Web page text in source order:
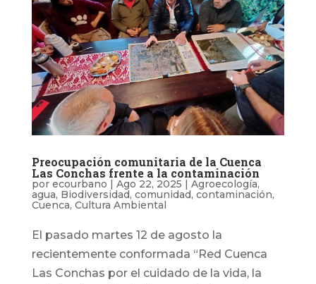
Preocupación comunitaria de la Cuenca
Las Conchas frente a la contaminación
por ecourbano | Ago 22, 2025 | Agroecología,
agua, Biodiversidad, comunidad, contaminación,
Cuenca, Cultura Ambiental
El pasado martes 12 de agosto la
recientemente conformada “Red Cuenca
Las Conchas por el cuidado de la vida, la